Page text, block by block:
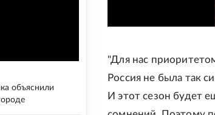
"Для нас
Россия не была так
И этот сезон будет
объяснили